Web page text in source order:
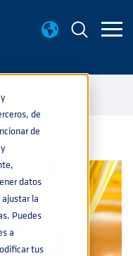
de
de
datos
la
Puedes
a
tus